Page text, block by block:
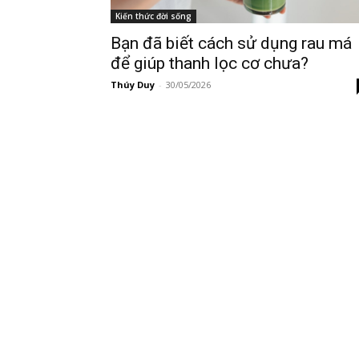
Kiến thức đời sống
Bạn đã biết cách sử dụng rau má
để giúp thanh lọc cơ chưa?
Thúy Duy - 30/05/2026